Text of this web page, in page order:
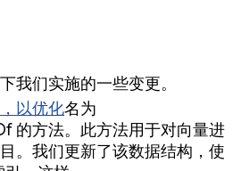
我们实施的一些变更。
以优化名为
的方法。此方法用于对向量进
。我们更新了该数据结构，使